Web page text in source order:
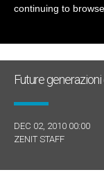
ULTIME
Future
DEC 02, 2010 00:00
ZENIT STAFF
continuing to